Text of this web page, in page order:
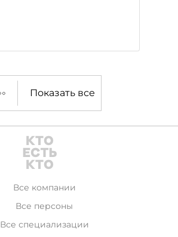
Показать все
Все компании
Все персоны
Все специализации